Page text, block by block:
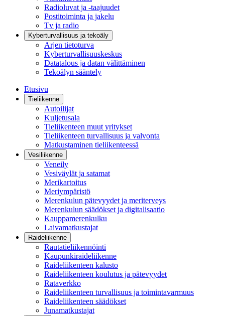
Radioluvat ja -taajuudet
Postitoiminta ja jakelu
Tv ja radio
Kyberturvallisuus ja tekoäly
Arjen tietoturva
Kyberturvallisuuskeskus
Datatalous ja datan välittäminen
Tekoälyn sääntely
Etusivu
Tieliikenne
Autoilijat
Kuljetusala
Tieliikenteen muut yritykset
Tieliikenteen turvallisuus ja valvonta
Matkustaminen tieliikenteessä
Vesiliikenne
Veneily
Vesiväylät ja satamat
Merikartoitus
Meriympäristö
Merenkulun pätevyydet ja meriterveys
Merenkulun säädökset ja digitalisaatio
Kauppamerenkulku
Laivamatkustajat
Raideliikenne
Rautatieliikennöinti
Kaupunkiraideliikenne
Raideliikenteen kalusto
Raideliikenteen koulutus ja pätevyydet
Rataverkko
Raideliikenteen turvallisuus ja toimintavarmuus
Raideliikenteen säädökset
Junamatkustajat